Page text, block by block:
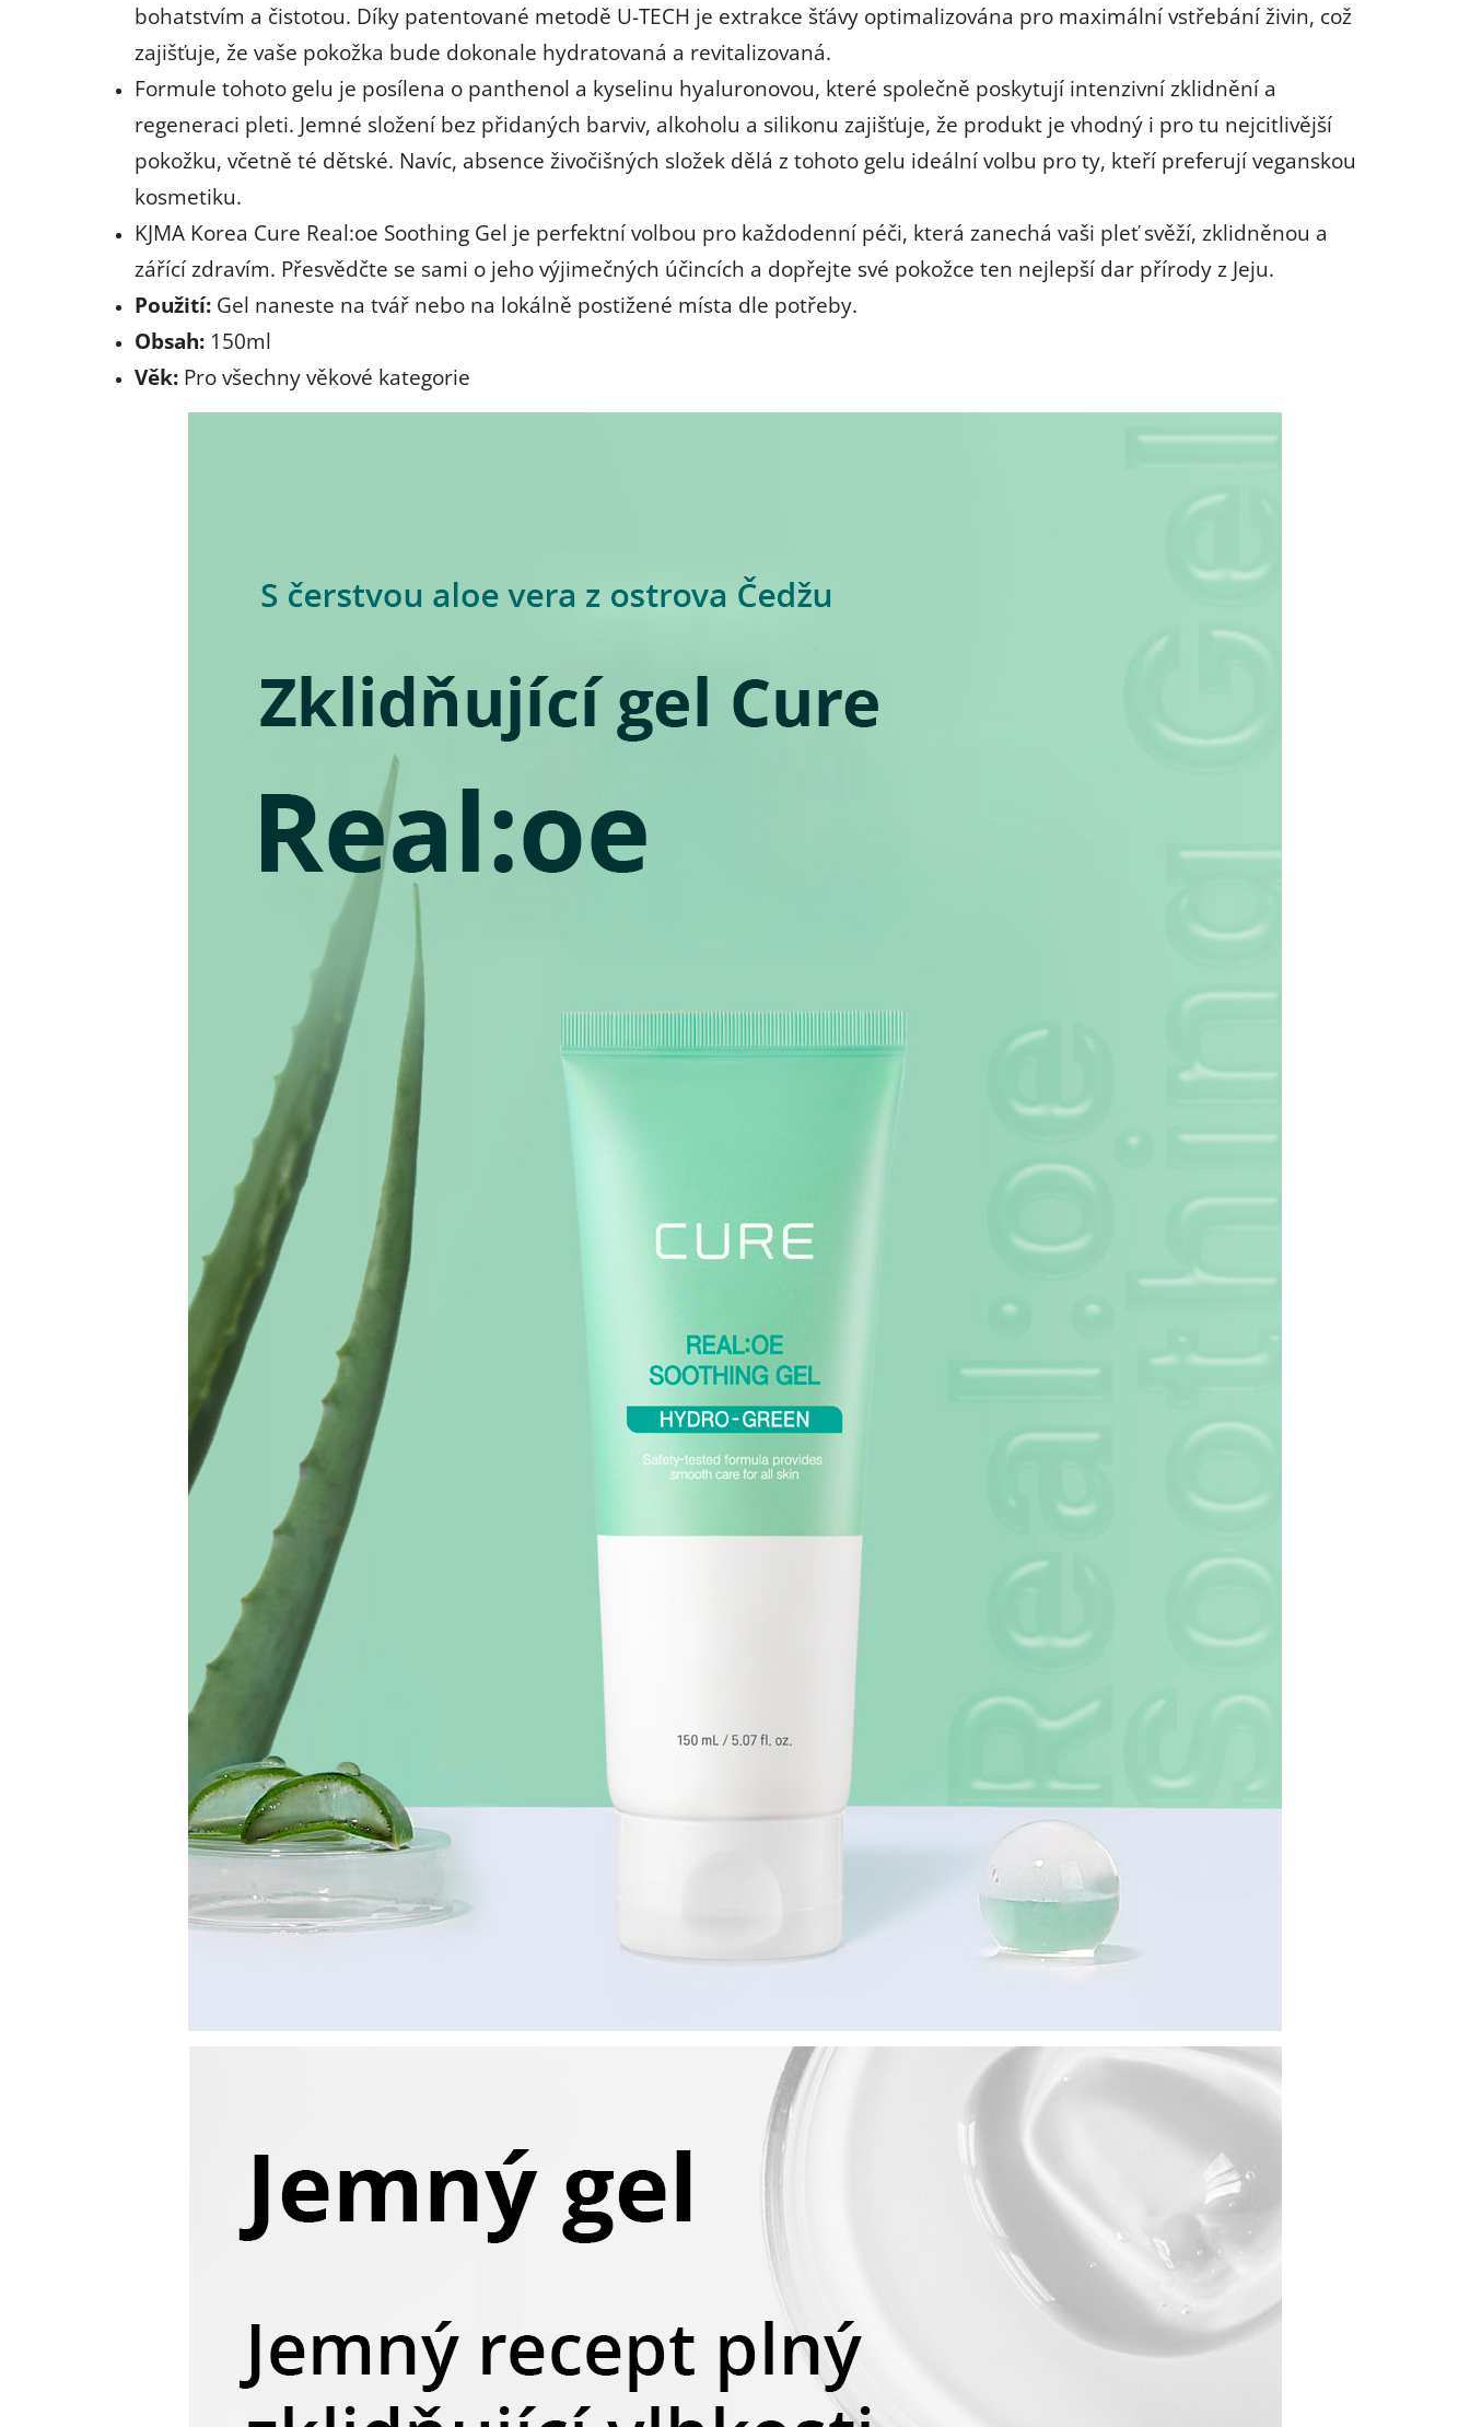
bohatstvím a čistotou. Díky patentované metodě U-TECH je extrakce šťávy optimalizována pro maximální vstřebání živin, což
zajišťuje, že vaše pokožka bude dokonale hydratovaná a revitalizovaná.
Formule tohoto gelu je posílena o panthenol a kyselinu hyaluronovou, které společně poskytují intenzivní zklidnění a
regeneraci pleti. Jemné složení bez přidaných barviv, alkoholu a silikonu zajišťuje, že produkt je vhodný i pro tu nejcitlivější
pokožku, včetně té dětské. Navíc, absence živočišných složek dělá z tohoto gelu ideální volbu pro ty, kteří preferují veganskou
kosmetiku.
KJMA Korea Cure Real:oe Soothing Gel je perfektní volbou pro každodenní péči, která zanechá vaši pleť svěží, zklidněnou a
zářící zdravím. Přesvědčte se sami o jeho výjimečných účincích a dopřejte své pokožce ten nejlepší dar přírody z Jeju.
Použití: Gel naneste na tvář nebo na lokálně postižené místa dle potřeby.
Obsah: 150ml
Věk: Pro všechny věkové kategorie